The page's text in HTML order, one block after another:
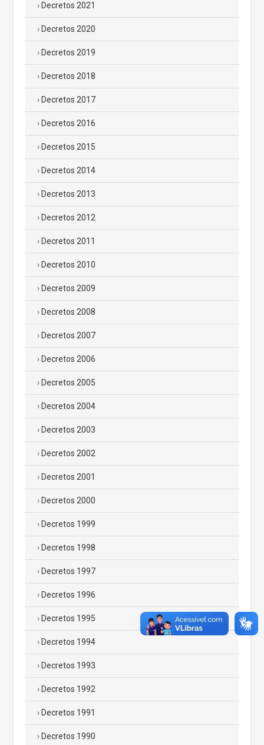
Decretos 2021
Decretos 2020
Decretos 2019
Decretos 2018
Decretos 2017
Decretos 2016
Decretos 2015
Decretos 2014
Decretos 2013
Decretos 2012
Decretos 2011
Decretos 2010
Decretos 2009
Decretos 2008
Decretos 2007
Decretos 2006
Decretos 2005
Decretos 2004
Decretos 2003
Decretos 2002
Decretos 2001
Decretos 2000
Decretos 1999
Decretos 1998
Decretos 1997
Decretos 1996
Decretos 1995
Decretos 1994
Decretos 1993
Decretos 1992
Decretos 1991
Decretos 1990